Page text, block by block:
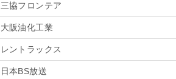
三協フロンテア
大阪油化工業
レントラックス
日本BS放送